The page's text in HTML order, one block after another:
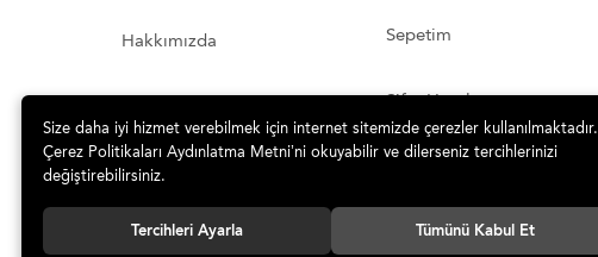
Hakkımızda
Sipariş Takibi
Sepetim
Şifre Hatırlatma
Size daha iyi hizmet verebilmek için internet sitemizde çerezler kullanılmaktadır.
Çerez Politikaları Aydınlatma Metni’ni okuyabilir ve dilerseniz tercihlerinizi
değiştirebilirsiniz.
Tercihleri Ayarla Tümünü Kabul Et